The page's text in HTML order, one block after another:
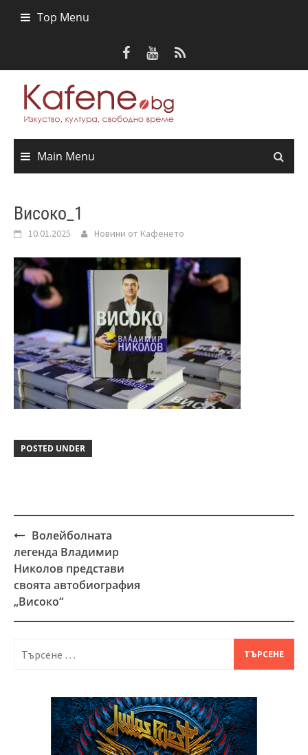
Top Menu
Main Menu
Високо_1
10.01.2025 Новини от Кафенето
POSTED UNDER
Post
navigation
Волейболната
легенда Владимир
Николов представи
своята автобиография
„Високо“
за: